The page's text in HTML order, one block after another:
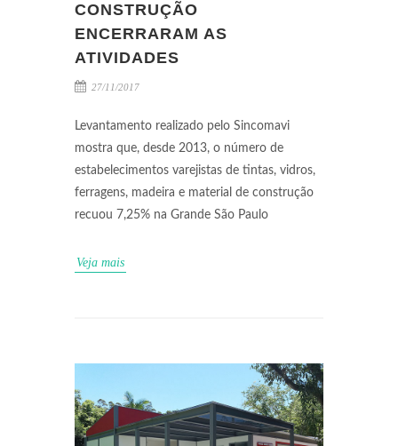
CONSTRUÇÃO
ENCERRARAM AS
ATIVIDADES
27/11/2017
Levantamento realizado pelo Sincomavi
mostra que, desde 2013, o número de
estabelecimentos varejistas de tintas, vidros,
ferragens, madeira e material de construção
recuou 7,25% na Grande São Paulo
Veja mais